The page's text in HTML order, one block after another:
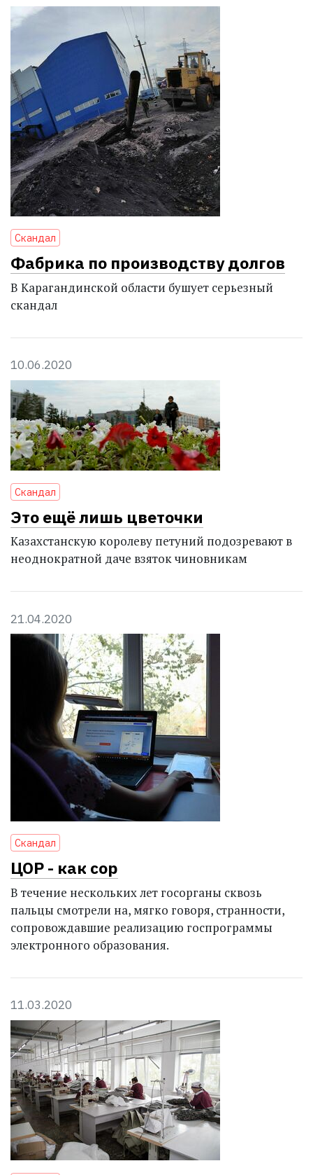
Скандал
Фабрика по производству долгов
В Карагандинской области бушует серьезный
скандал
10.06.2020
Скандал
Это ещё лишь цветочки
Казахстанскую королеву петуний подозревают в
неоднократной даче взяток чиновникам
21.04.2020
Скандал
ЦОР - как сор
В течение нескольких лет госорганы сквозь
пальцы смотрели на, мягко говоря, странности,
сопровождавшие реализацию госпрограммы
электронного образования.
11.03.2020